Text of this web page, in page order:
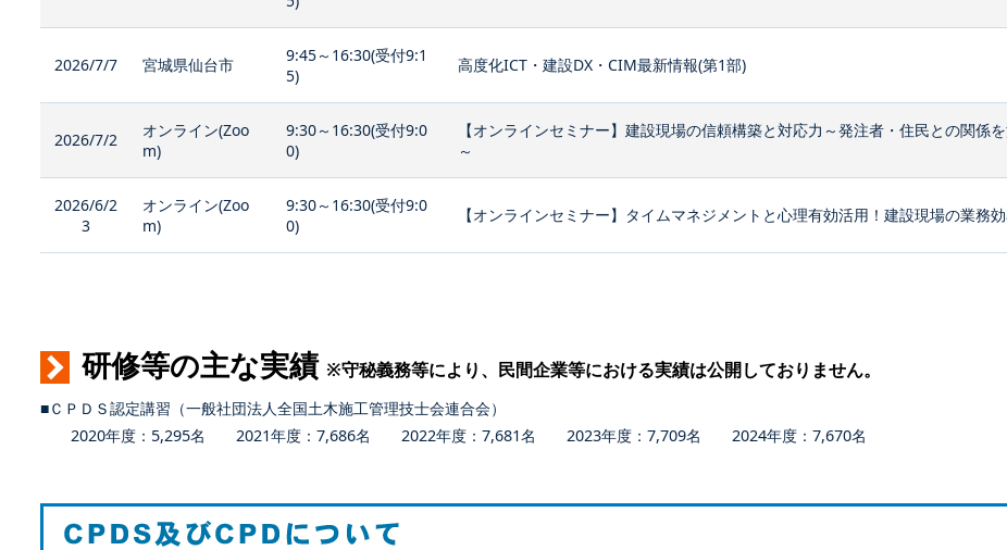
2026/7/7 宮城県仙台市
9:45～16:30(受付9:1
5)
高度化ICT・建設DX・CIM最新情報(第1部)
2026/7/2
オンライン(Zoo
m)
9:30～16:30(受付9:0
0)
【オンラインセミナー】建設現場の信頼構築と対応力～発注者・住民との関係
～
2026/6/2
3
オンライン(Zoo
m)
9:30～16:30(受付9:0
0)
【オンラインセミナー】タイムマネジメントと心理有効活用！建設現場の業務
研修等の主な実績 ※守秘義務等により、民間企業等における実績は公開しておりません。
■ＣＰＤＳ認定講習（一般社団法人全国土木施工管理技士会連合会）
2020年度：5,295名 2021年度：7,686名 2022年度：7,681名 2023年度：7,709名 2024年度：7,670名